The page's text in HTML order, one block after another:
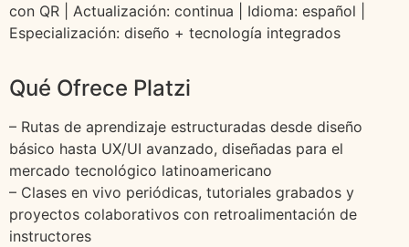
con QR | Actualización: continua | Idioma: español |
Especialización: diseño + tecnología integrados
Qué Ofrece Platzi
– Rutas de aprendizaje estructuradas desde diseño
básico hasta UX/UI avanzado, diseñadas para el
mercado tecnológico latinoamericano
– Clases en vivo periódicas, tutoriales grabados y
proyectos colaborativos con retroalimentación de
instructores